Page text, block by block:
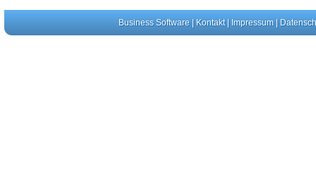
Business Software| Kontakt| Impressum|